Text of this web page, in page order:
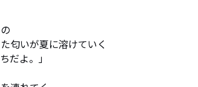
匂いが夏に溶けていく
だよ。」